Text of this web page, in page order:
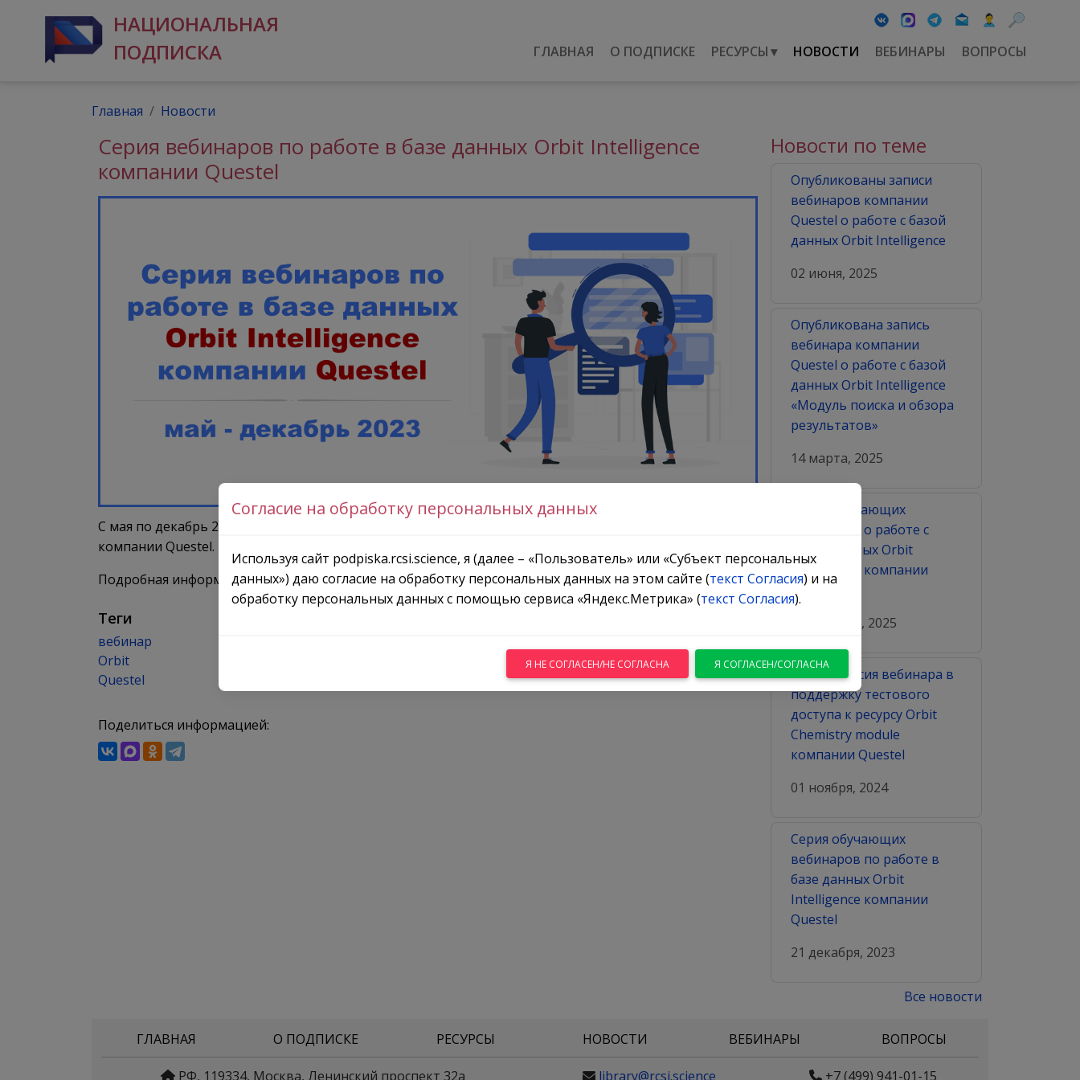
НАЦИОНАЛЬНАЯ
ПОДПИСКА
ГЛАВНАЯ О ПОДПИСКЕ РЕСУРСЫ▾ НОВОСТИ ВЕБИНАРЫ ВОПРОСЫ
Главная Новости
Серия вебинаров по работе в базе данных Orbit Intelligence
компании Questel
C мая по декабрь 2023 года запланирована серия вебинаров по работе в базе данных Orbit Intelligence
компании Questel.
Подробная информация доступна на странице нашего сайтаВебинары.
Теги
вебинар
Orbit
Questel
Поделиться информацией:
Новости по теме
Опубликованы записи
вебинаров компании
Questel о работе с базой
данных Orbit Intelligence
02 июня, 2025
Опубликована запись
вебинара компании
Questel о работе с базой
данных Orbit Intelligence
«Модуль поиска и обзора
результатов»
14 марта, 2025
Серия обучающих
вебинаров о работе с
базой данных Orbit
Intelligence компании
Questel
25 февраля, 2025
Вторая сессия вебинара в
поддержку тестового
доступа к ресурсу Orbit
Chemistry module
компании Questel
01 ноября, 2024
Серия обучающих
вебинаров по работе в
базе данных Orbit
Intelligence компании
Questel
21 декабря, 2023
Все новости
ГЛАВНАЯ О ПОДПИСКЕ РЕСУРСЫ НОВОСТИ ВЕБИНАРЫ ВОПРОСЫ
РФ, 119334, Москва, Ленинский проспект 32а library@rcsi.science +7 (499) 941-01-15
Согласие на обработку персональных данных
Используя сайт podpiska.rcsi.science, я (далее – «Пользователь» или «Субъект персональных
данных») даю согласие на обработку персональных данных на этом сайте (текст Согласия) и на
обработку персональных данных с помощью сервиса «Яндекс.Метрика» (текст Согласия).
Я НЕ СОГЛАСЕН/НЕ СОГЛАСНА Я СОГЛАСЕН/СОГЛАСНА